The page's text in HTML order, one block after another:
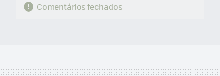
Comentários fechados